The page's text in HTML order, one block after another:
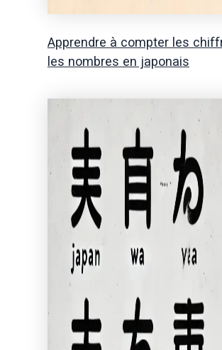
Apprendre à compter les
les nombres en japonais